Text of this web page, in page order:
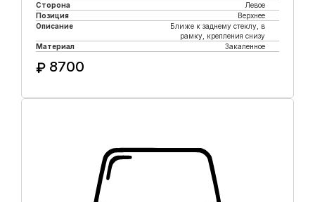
Сторона
Левое
Позиция
Верхнее
Описание
Ближе к заднему стеклу, в
рамку, крепления снизу
Материал
Закаленное
₽ 8700